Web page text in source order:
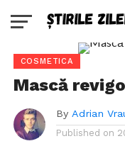
COSMETICA
Mască
By Adrian
Published on